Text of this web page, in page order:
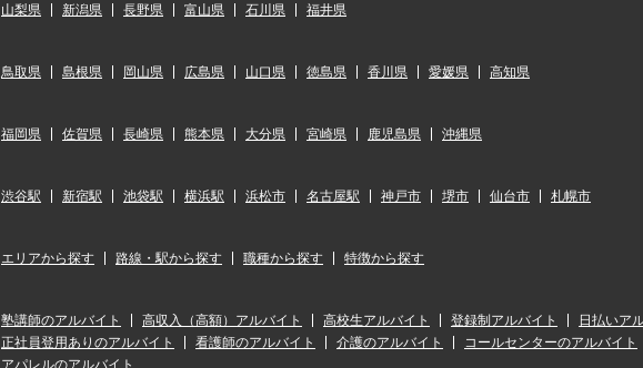
山梨県 新潟県 長野県 富山県 石川県 福井県
鳥取県 島根県 岡山県 広島県 山口県 徳島県 香川県 愛媛県 高知県
福岡県 佐賀県 長崎県 熊本県 大分県 宮崎県 鹿児島県 沖縄県
渋谷駅 新宿駅 池袋駅 横浜駅 浜松市 名古屋駅 神戸市 堺市 仙台市 札幌市
エリアから探す 路線・駅から探す 職種から探す 特徴から探す
塾講師のアルバイト 高収入（高額）アルバイト 高校生アルバイト 登録制アルバイト
日払いア
正社員登用ありのアルバイト
看護師のアルバイト 介護のアルバイト
コールセンターのアルバイト
アパレルのアルバイト